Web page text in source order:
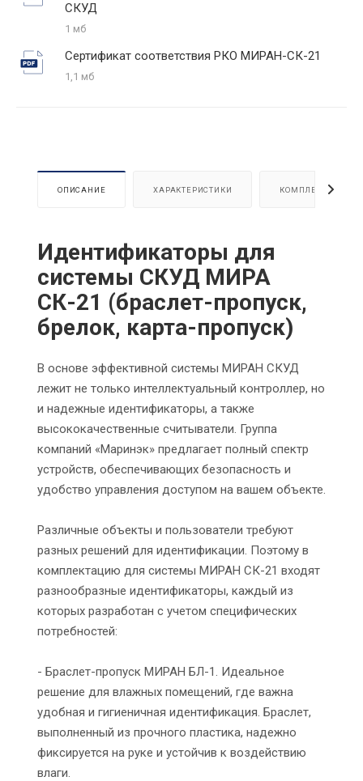
СКУД
1 мб
Сертификат соответствия РКО МИРАН-СК-21
1,1 мб
ОПИСАНИЕ ХАРАКТЕРИСТИКИ КОМПЛЕКТАЦИЯ
Идентификаторы для
системы СКУД МИРА
СК-21 (браслет-пропуск,
брелок, карта-пропуск)
В основе эффективной системы МИРАН СКУД
лежит не только интеллектуальный контроллер, но
и надежные идентификаторы, а также
высококачественные считыватели. Группа
компаний «Маринэк» предлагает полный спектр
устройств, обеспечивающих безопасность и
удобство управления доступом на вашем объекте.
Различные объекты и пользователи требуют
разных решений для идентификации. Поэтому в
комплектацию для системы МИРАН СК-21 входят
разнообразные идентификаторы, каждый из
которых разработан с учетом специфических
потребностей:
- Браслет-пропуск МИРАН БЛ-1. Идеальное
решение для влажных помещений, где важна
удобная и гигиеничная идентификация. Браслет,
выполненный из прочного пластика, надежно
фиксируется на руке и устойчив к воздействию
влаги.